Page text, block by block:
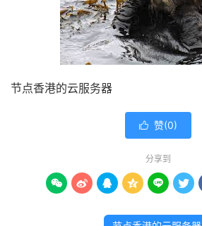
节点香港的云服务器
 赞(0)
分享到
     